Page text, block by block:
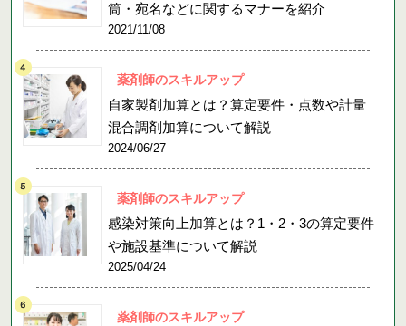
筒・宛名などに関するマナーを紹介
2021/11/08
薬剤師のスキルアップ
自家製剤加算とは？算定要件・点数や計量
混合調剤加算について解説
2024/06/27
薬剤師のスキルアップ
感染対策向上加算とは？1・2・3の算定要件
や施設基準について解説
2025/04/24
薬剤師のスキルアップ